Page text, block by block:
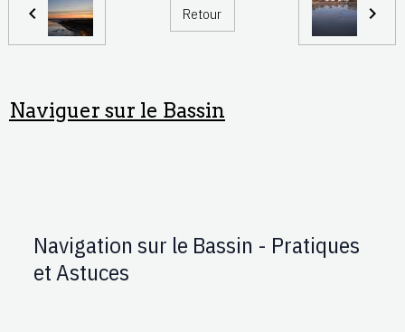
Retour
Naviguer sur le Bassin
Navigation sur le Bassin - Pratiques
et Astuces